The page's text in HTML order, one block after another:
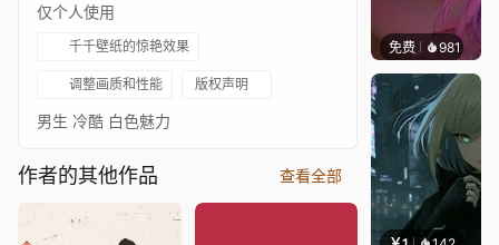
仅个人使用
千千壁纸的惊艳效果
调整画质和性能 版权声明
男生 冷酷 白色魅力
作者的其他作品 查看全部
免费 981辰东